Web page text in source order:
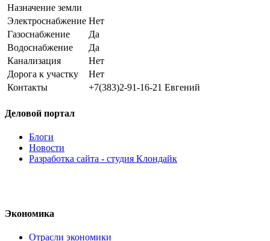
Назначение земли
Электроснабжение Нет
Газоснабжение
Да
Водоснабжение
Да
Канализация
Нет
Дорога к участку
Нет
Контакты
+7(383)2-91-16-21 Евгений
Деловой портал
Блоги
Новости
Разработка сайта - студия Клондайк
Экономика
Отрасли экономики